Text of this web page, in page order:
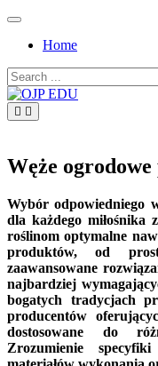
Skip
contentHome
Search
for:
Węże
Wybór odpowiedniego
dla każdego miłośnika
roślinom optymalne
produktów, od
zaawansowane
najbardziej
bogatych tradycjach
producentów
dostosowane do
Zrozumienie